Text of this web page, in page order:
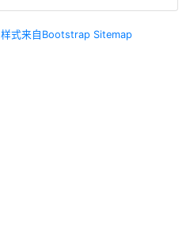
样式来自Bootstrap Sitemap